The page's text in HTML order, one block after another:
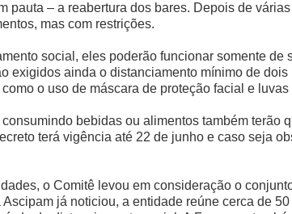
pauta – a reabertura dos bares. Depois de
mas com restrições.
social, eles poderão funcionar somente
exigidos ainda o distanciamento mínimo de
o uso de máscara de proteção facial e
bebidas ou alimentos também
terá vigência até 22 de junho e caso seja
o Comitê levou em consideração o
já noticiou, a entidade reúne cerca de